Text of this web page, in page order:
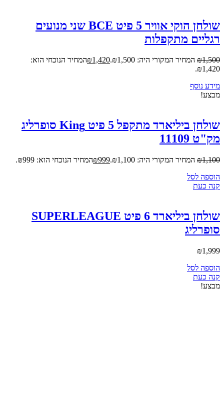
שולחן הוקי אוויר 5 פיט BCE שני מנועים
רגליים מתקפלות
₪1,500 המחיר המקורי היה: ₪1,500. ₪1,420
המחיר הנוכחי הוא:
₪1,420.
מידע נוסף
מבצע!
שולחן ביליארד מתקפל 5 פיט King סופרליג
מק"ט 11109
₪1,100 המחיר המקורי היה: ₪1,100. ₪999
המחיר הנוכחי הוא: ₪999.
הוספה לסל
קנה כעת
שולחן ביליארד 6 פיט SUPERLEAGUE
סופרליג
₪1,999
הוספה לסל
קנה כעת
מבצע!